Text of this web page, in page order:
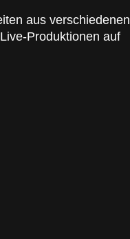
aus verschiedenen
Produktionen auf